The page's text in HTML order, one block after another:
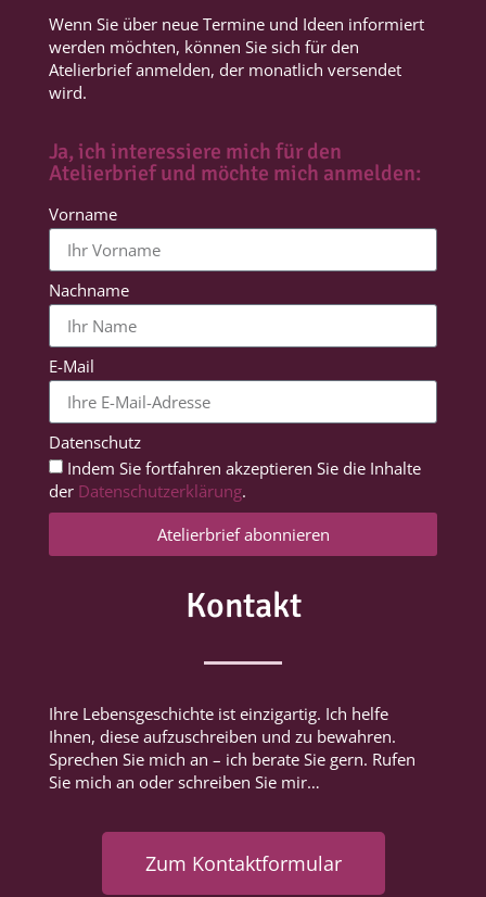
Wenn Sie über neue Termine und Ideen informiert
werden möchten, können Sie sich für den
Atelierbrief anmelden, der monatlich versendet
wird.
Ja, ich interessiere mich für den
Atelierbrief und möchte mich anmelden:
Vorname
Nachname
E-Mail
Datenschutz
Indem Sie fortfahren akzeptieren Sie die Inhalte
der Datenschutzerklärung.
Atelierbrief abonnieren
Kontakt
Ihre Lebensgeschichte ist einzigartig. Ich helfe
Ihnen, diese aufzuschreiben und zu bewahren.
Sprechen Sie mich an – ich berate Sie gern. Rufen
Sie mich an oder schreiben Sie mir…
Zum Kontaktformular